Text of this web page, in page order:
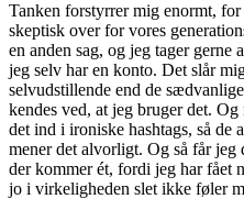
Tanken forstyrrer mig enormt,
skeptisk over for vores
en anden sag, og jeg tager gerne
jeg selv har en konto. Det slår
selvudstillende end de
kendes ved, at jeg bruger det.
det ind i ironiske hashtags, så de
mener det alvorligt. Og så får jeg
der kommer ét, fordi jeg har fået
jo i virkeligheden slet ikke føler